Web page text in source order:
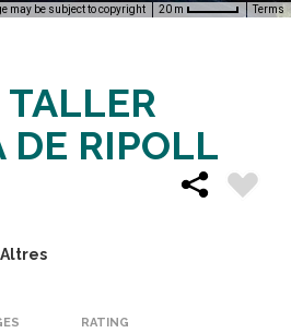
may be subject to copyright 20 m Terms
DE RIPOLL
Altres
RATING